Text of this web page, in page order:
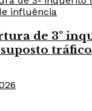
de 3º